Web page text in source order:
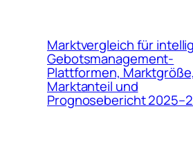
Marktvergleich für
Gebotsmanagement-
Plattformen, Marktgröße,
Marktanteil und
Prognosebericht